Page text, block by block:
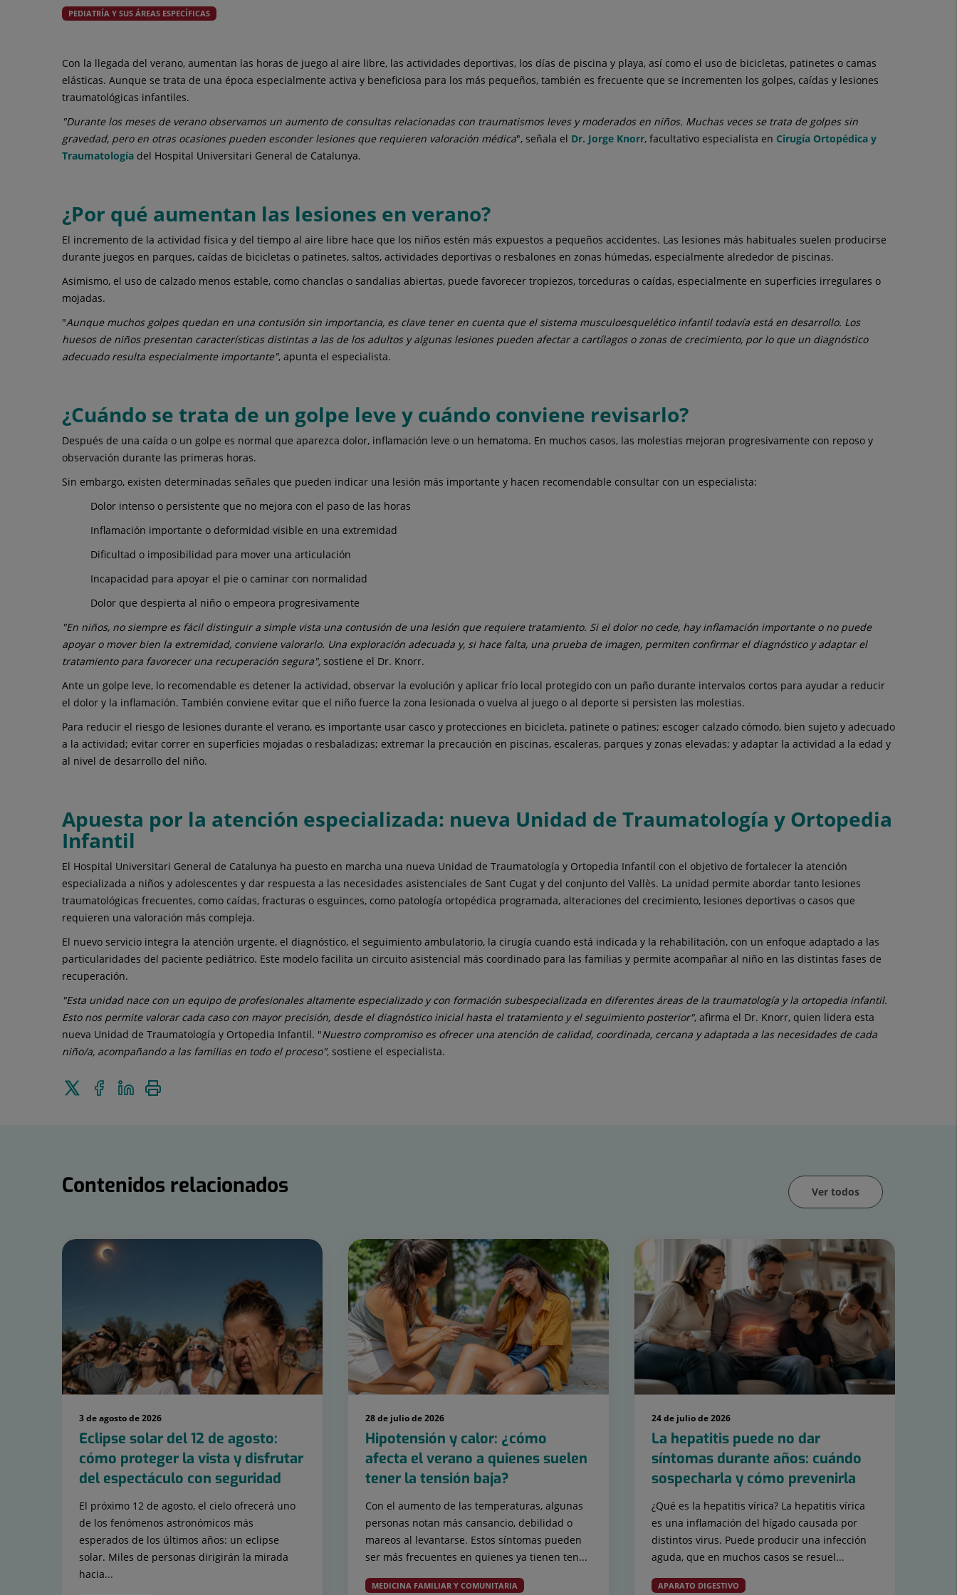
urgencias
PEDIATRÍA Y SUS ÁREAS ESPECÍFICAS
Con la llegada del verano, aumentan las horas de juego al aire libre, las actividades deportivas, los días de piscina y playa, así como el uso de bicicletas, patinetes o camas
elásticas. Aunque se trata de una época especialmente activa y beneficiosa para los más pequeños, también es frecuente que se incrementen los golpes, caídas y lesiones
traumatológicas infantiles.
"Durante los meses de verano observamos un aumento de consultas relacionadas con traumatismos leves y moderados en niños. Muchas veces se trata de golpes sin
gravedad, pero en otras ocasiones pueden esconder lesiones que requieren valoración médica", señala el Dr. Jorge Knorr, facultativo especialista en Cirugía Ortopédica y
Traumatología del Hospital Universitari General de Catalunya.
¿Por qué aumentan las lesiones en verano?
El incremento de la actividad física y del tiempo al aire libre hace que los niños estén más expuestos a pequeños accidentes. Las lesiones más habituales suelen producirse
durante juegos en parques, caídas de bicicletas o patinetes, saltos, actividades deportivas o resbalones en zonas húmedas, especialmente alrededor de piscinas.
Asimismo, el uso de calzado menos estable, como chanclas o sandalias abiertas, puede favorecer tropiezos, torceduras o caídas, especialmente en superficies irregulares o
mojadas.
"Aunque muchos golpes quedan en una contusión sin importancia, es clave tener en cuenta que el sistema musculoesquelético infantil todavía está en desarrollo. Los
huesos de niños presentan características distintas a las de los adultos y algunas lesiones pueden afectar a cartílagos o zonas de crecimiento, por lo que un diagnóstico
adecuado resulta especialmente importante", apunta el especialista.
¿Cuándo se trata de un golpe leve y cuándo conviene revisarlo?
Después de una caída o un golpe es normal que aparezca dolor, inflamación leve o un hematoma. En muchos casos, las molestias mejoran progresivamente con reposo y
observación durante las primeras horas.
Sin embargo, existen determinadas señales que pueden indicar una lesión más importante y hacen recomendable consultar con un especialista:
Dolor intenso o persistente que no mejora con el paso de las horas
Inflamación importante o deformidad visible en una extremidad
Dificultad o imposibilidad para mover una articulación
Incapacidad para apoyar el pie o caminar con normalidad
Dolor que despierta al niño o empeora progresivamente
"En niños, no siempre es fácil distinguir a simple vista una contusión de una lesión que requiere tratamiento. Si el dolor no cede, hay inflamación importante o no puede
apoyar o mover bien la extremidad, conviene valorarlo. Una exploración adecuada y, si hace falta, una prueba de imagen, permiten confirmar el diagnóstico y adaptar el
tratamiento para favorecer una recuperación segura", sostiene el Dr. Knorr.
Ante un golpe leve, lo recomendable es detener la actividad, observar la evolución y aplicar frío local protegido con un paño durante intervalos cortos para ayudar a reducir
el dolor y la inflamación. También conviene evitar que el niño fuerce la zona lesionada o vuelva al juego o al deporte si persisten las molestias.
Para reducir el riesgo de lesiones durante el verano, es importante usar casco y protecciones en bicicleta, patinete o patines; escoger calzado cómodo, bien sujeto y adecuado
a la actividad; evitar correr en superficies mojadas o resbaladizas; extremar la precaución en piscinas, escaleras, parques y zonas elevadas; y adaptar la actividad a la edad y
al nivel de desarrollo del niño.
Apuesta por la atención especializada: nueva Unidad de Traumatología y Ortopedia
Infantil
El Hospital Universitari General de Catalunya ha puesto en marcha una nueva Unidad de Traumatología y Ortopedia Infantil con el objetivo de fortalecer la atención
especializada a niños y adolescentes y dar respuesta a las necesidades asistenciales de Sant Cugat y del conjunto del Vallès. La unidad permite abordar tanto lesiones
traumatológicas frecuentes, como caídas, fracturas o esguinces, como patología ortopédica programada, alteraciones del crecimiento, lesiones deportivas o casos que
requieren una valoración más compleja.
El nuevo servicio integra la atención urgente, el diagnóstico, el seguimiento ambulatorio, la cirugía cuando está indicada y la rehabilitación, con un enfoque adaptado a las
particularidades del paciente pediátrico. Este modelo facilita un circuito asistencial más coordinado para las familias y permite acompañar al niño en las distintas fases de
recuperación.
"Esta unidad nace con un equipo de profesionales altamente especializado y con formación subespecializada en diferentes áreas de la traumatología y la ortopedia infantil.
Esto nos permite valorar cada caso con mayor precisión, desde el diagnóstico inicial hasta el tratamiento y el seguimiento posterior", afirma el Dr. Knorr, quien lidera esta
nueva Unidad de Traumatología y Ortopedia Infantil. "Nuestro compromiso es ofrecer una atención de calidad, coordinada, cercana y adaptada a las necesidades de cada
niño/a, acompañando a las familias en todo el proceso", sostiene el especialista.
Enviar
Compartir
en
Compartir
Contenidos relacionados
Número
3 de agosto de 2026
Eclipse solar del 12 de agosto:
cómo proteger la vista y disfrutar
del espectáculo con seguridad
El próximo 12 de agosto, el cielo ofrecerá uno
de los fenómenos astronómicos más
esperados de los últimos años: un eclipse
solar. Miles de personas dirigirán la mirada
hacia...
28 de julio de 2026
Hipotensión y calor: ¿cómo
afecta el verano a quienes suelen
tener la tensión baja?
Con el aumento de las temperaturas, algunas
personas notan más cansancio, debilidad o
mareos al levantarse. Estos síntomas pueden
ser más frecuentes en quienes ya tienen ten...
MEDICINA FAMILIAR Y COMUNITARIA
24 de julio de 2026
La hepatitis puede no dar
síntomas durante años: cuándo
sospecharla y cómo prevenirla
¿Qué es la hepatitis vírica? La hepatitis vírica
es una inflamación del hígado causada por
distintos virus. Puede producir una infección
aguda, que en muchos casos se resuel...
APARATO DIGESTIVO
Ver todos